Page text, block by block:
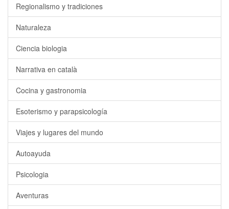
Regionalismo y tradiciones
Naturaleza
Ciencia biologia
Narrativa en català
Cocina y gastronomia
Esoterismo y parapsicología
Viajes y lugares del mundo
Autoayuda
Psicologia
Aventuras